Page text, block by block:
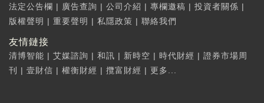
法定公告欄 | 廣告查詢 | 公司介紹 | 專欄邀稿 | 投資者關係 |
版權聲明 | 重要聲明 | 私隱政策 | 聯絡我們
友情鏈接
清博智能 | 艾媒諮詢 | 和訊 | 新時空 | 時代財經 | 證券市場周
刊
| 壹財信 | 權衡財經 | 攬富財經 | 更多...